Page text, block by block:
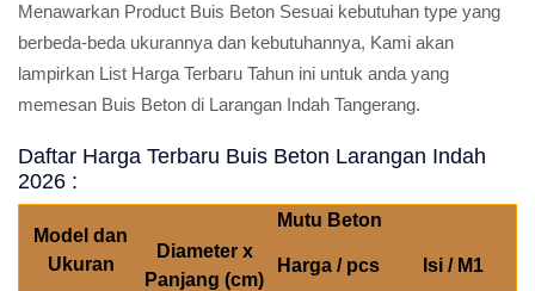
Menawarkan Product Buis Beton Sesuai kebutuhan type yang
berbeda-beda ukurannya dan kebutuhannya, Kami akan
lampirkan List Harga Terbaru Tahun ini untuk anda yang
memesan Buis Beton di Larangan Indah Tangerang.
Daftar Harga Terbaru Buis Beton Larangan Indah
2026 :
Model dan
Ukuran
Mutu Beton
Diameter x
Panjang (cm)
Harga / pcs Isi / M1